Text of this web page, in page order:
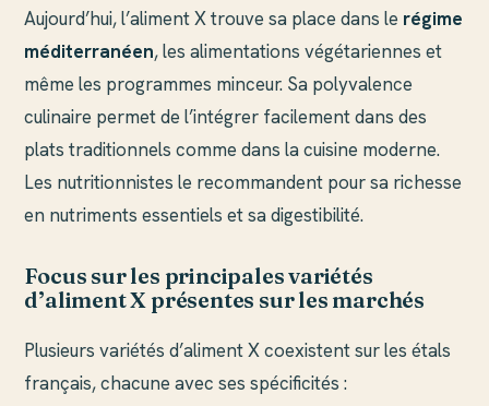
Aujourd’hui, l’aliment X trouve sa place dans le régime
méditerranéen, les alimentations végétariennes et
même les programmes minceur. Sa polyvalence
culinaire permet de l’intégrer facilement dans des
plats traditionnels comme dans la cuisine moderne.
Les nutritionnistes le recommandent pour sa richesse
en nutriments essentiels et sa digestibilité.
Focus sur les principales variétés
d’aliment X présentes sur les marchés
Plusieurs variétés d’aliment X coexistent sur les étals
français, chacune avec ses spécificités :